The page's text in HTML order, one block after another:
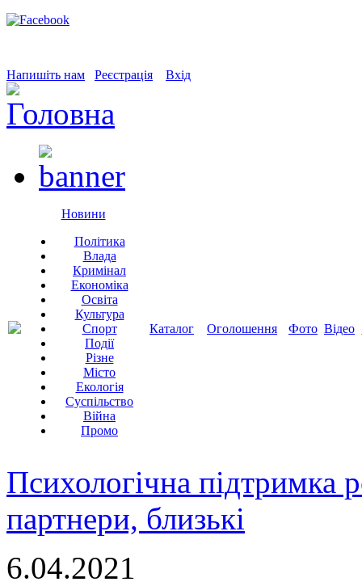
Напишіть нам Реєстрація Вхід
Новини
Політика
Влада
Кримінал
Економіка
Освіта
Культура
Спорт
Події
Різне
Місто
Екологія
Суспільство
Війна
Промо
Каталог Оголошення Фото Відео
Психологічна підтримка
партнери, близькі
6.04.2021